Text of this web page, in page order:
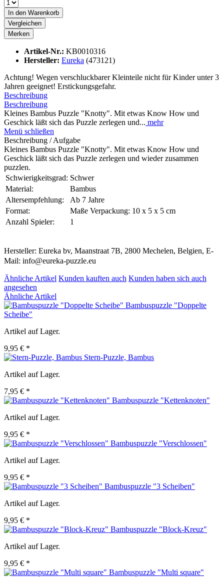
In den Warenkorb
Vergleichen
Merken
Artikel-Nr.: KB0010316
Hersteller: Eureka (473121)
Achtung! Wegen verschluckbarer Kleinteile nicht für Kinder unter 3
Jahren geeignet! Erstickungsgefahr.
Beschreibung
Beschreibung
Kleines Bambus Puzzle "Knotty". Mit etwas Know How und
Geschick läßt sich das Puzzle zerlegen und... mehr
Menü schließen
Beschreibung / Aufgabe
Kleines Bambus Puzzle "Knotty". Mit etwas Know How und
Geschick läßt sich das Puzzle zerlegen und wieder zusammen
puzzlen.
Schwierigkeitsgrad: Schwer
Material:
Bambus
Altersempfehlung:
Ab 7 Jahre
Format:
Maße Verpackung: 10 x 5 x 5 cm
Anzahl Spieler:
1
Hersteller: Eureka bv, Maanstraat 7B, 2800 Mechelen, Belgien, E-
Mail: info@eureka-puzzle.eu
Ähnliche Artikel Kunden kauften auch Kunden haben sich auch
angesehen
Ähnliche Artikel
Bambuspuzzle "Doppelte
Scheibe"
Artikel auf Lager.
9,95 € *
Stern-Puzzle, Bambus
Artikel auf Lager.
7,95 € *
Bambuspuzzle "Kettenknoten"
Artikel auf Lager.
9,95 € *
Bambuspuzzle "Verschlossen"
Artikel auf Lager.
9,95 € *
Bambuspuzzle "3 Scheiben"
Artikel auf Lager.
9,95 € *
Bambuspuzzle "Block-Kreuz"
Artikel auf Lager.
9,95 € *
Bambuspuzzle "Multi square"